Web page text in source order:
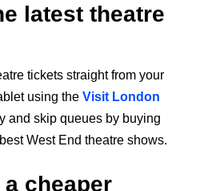
latest theatre
tickets straight from your
using the Visit London
and skip queues by buying
West End theatre shows.
cheaper